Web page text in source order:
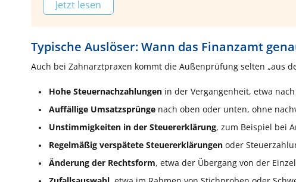
Jetzt lesen
Typische Auslöser: Wann das Finanzamt
Auch bei Zahnarztpraxen kommt die Außenprüfung selten „aus
Hohe Steuernachzahlungen in der Vergangenheit, etwa
Auffällige Umsatzsprünge nach oben oder unten, ohne
Unstimmigkeiten in der Steuererklärung, zum Beispiel bei
Regelmäßig verspätete Steuererklärungen oder
Änderung der Rechtsform, etwa der Übergang von der